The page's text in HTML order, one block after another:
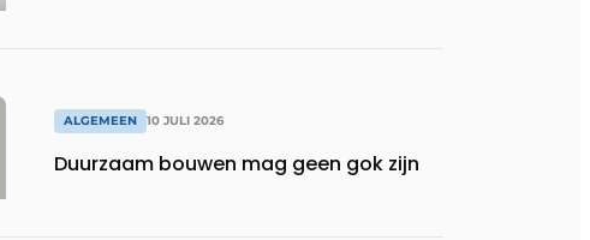
ALGEMEEN 10 JULI 2026
Duurzaam bouwen mag geen gok zijn